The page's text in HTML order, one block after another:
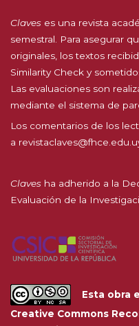
Claves es una revista
semestral. Para asegurar
originales, los textos
Similarity Check y
Las evaluaciones son
mediante el sistema de
Los comentarios de los
a
Claves ha adherido a la
Evaluación de la
Esta obra
Creative Commons